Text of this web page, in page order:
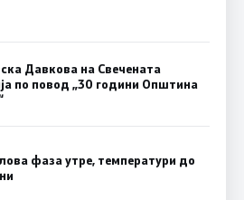
Давкова на Свечената
по повод „30 години Општина
фаза утре, температури до